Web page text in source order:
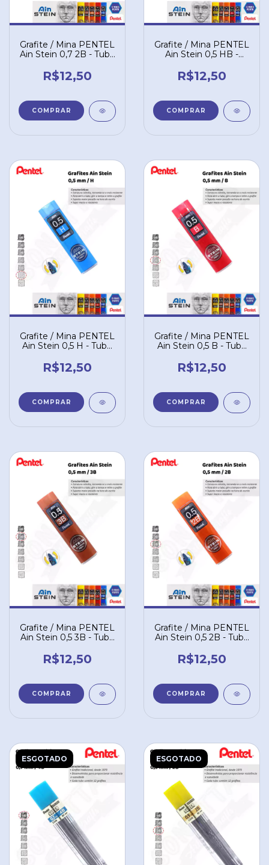
Grafite / Mina PENTEL
Ain Stein 0,7 2B - Tubo
R$12,50
Grafite / Mina PENTEL
Ain Stein 0,5 HB -
C275-HBO
R$12,50
Grafite / Mina PENTEL
Ain Stein 0,5 H - Tubo
R$12,50
Grafite / Mina PENTEL
Ain Stein 0,5 B - Tubo
R$12,50
Grafite / Mina PENTEL
Ain Stein 0,5 3B - Tubo
R$12,50
Grafite / Mina PENTEL
Ain Stein 0,5 2B - Tubo
R$12,50
ESGOTADO ESGOTADO